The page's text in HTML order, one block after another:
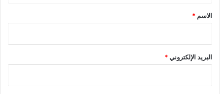
*
الاسم *
البريد الإلكتروني*